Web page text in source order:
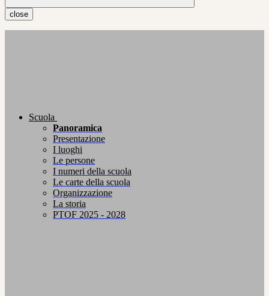
close
Scuola
Panoramica
Presentazione
I luoghi
Le persone
I numeri della scuola
Le carte della scuola
Organizzazione
La storia
PTOF 2025 - 2028